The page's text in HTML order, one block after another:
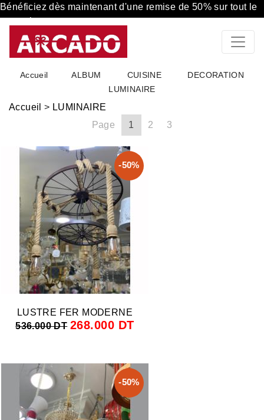
Bénéficiez dès maintenant d'une remise de 50% sur tout le
magasin
Accueil ALBUM CUISINE
DECORATION
LUMINAIRE
Accueil > LUMINAIRE
Page
1 2 3
-50%
LUSTRE FER MODERNE
536.000 DT 268.000 DT
-50%